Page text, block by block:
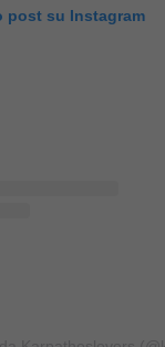
post su Instagram